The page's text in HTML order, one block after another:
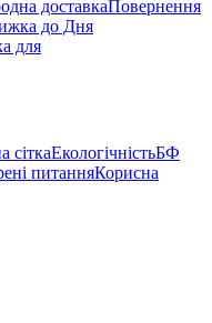
доставкаПовернення
до Дня
для
сіткаЕкологічністьБФ
питанняКорисна